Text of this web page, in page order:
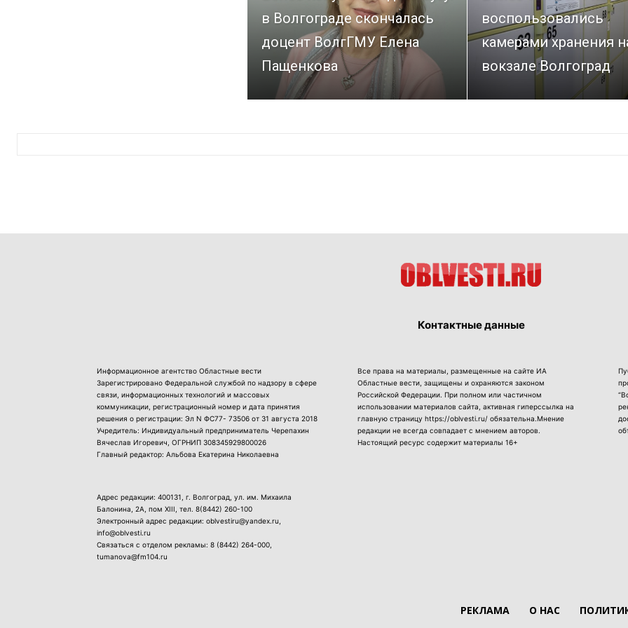
в Волгограде скончалась
доцент ВолгГМУ Елена
Пащенкова
воспользовались
камерами хранения
вокзале Волгоград
Контактные данные
Информационное агентство Областные вести
Зарегистрировано Федеральной службой по надзору в сфере
связи, информационных технологий и массовых
коммуникации, регистрационный номер и дата принятия
решения о регистрации: Эл N ФС77- 73506 от 31 августа 2018
Учредитель: Индивидуальный предприниматель Черепахин
Вячеслав Игоревич, ОГРНИП 308345929800026
Главный редактор: Альбова Екатерина Николаевна
Адрес редакции: 400131, г. Волгоград, ул. им. Михаила
Балонина, 2А, пом XIII, тел. 8(8442) 260-100
Электронный адрес редакции: oblvestiru@yandex.ru,
info@oblvesti.ru
Связаться с отделом рекламы: 8 (8442) 264-000
tumanova@fm104.ru
Все права на материалы, размещенные на сайте ИА
Областные вести, защищены и охраняются законом
Российской Федерации. При полном или частичном
использовании материалов сайта, активная гиперссылка на
главную страницу https://oblvesti.ru/ обязательна.Мнение
редакции не всегда совпадает с мнением авторов.
Настоящий ресурс содержит материалы 16+
РЕКЛАМА О НАС